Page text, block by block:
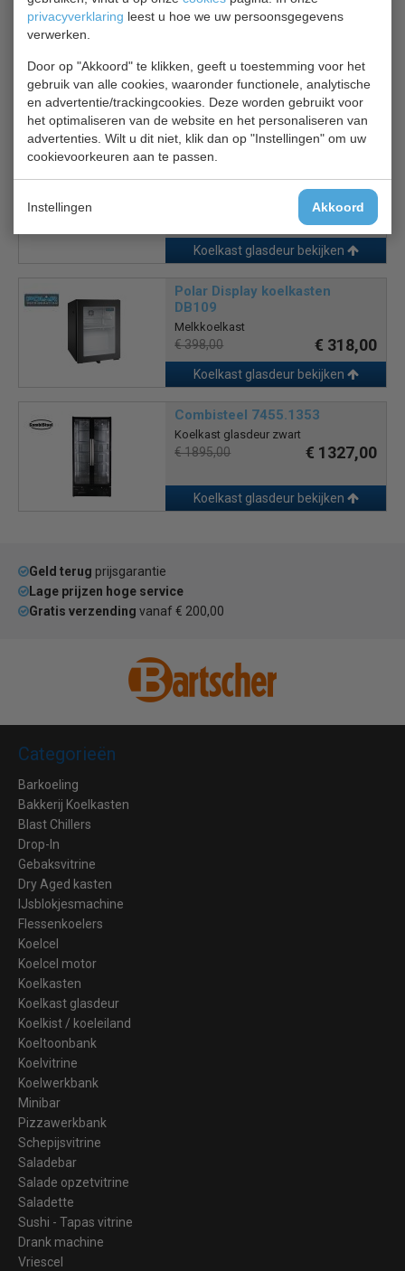
privacyverklaring leest u hoe we uw persoonsgegevens
verwerken.
Door op "Akkoord" te klikken, geeft u toestemming voor het
gebruik van alle cookies, waaronder functionele, analytische
en advertentie/trackingcookies. Deze worden gebruikt voor
het optimaliseren van de website en het personaliseren van
advertenties. Wilt u dit niet, klik dan op "Instellingen" om uw
cookievoorkeuren aan te passen.
Instellingen Akkoord
Koeling 3 deurs
€ 2300,00 € 1840,00
Koelkast glasdeur bekijken
Tefcold CEV 425CP
€ 735,00
Koelkast glasdeur bekijken
Polar Display koelkasten
DB109
Melkkoelkast
€ 398,00 € 318,00
Koelkast glasdeur bekijken
Combisteel 7455.1353
Koelkast glasdeur zwart
€ 1895,00 € 1327,00
Koelkast glasdeur bekijken
Geld terug prijsgarantie
Lage prijzen hoge service
Gratis verzending vanaf € 200,00
Categorieën
Barkoeling
Bakkerij Koelkasten
Blast Chillers
Drop-In
Gebaksvitrine
Dry Aged kasten
IJsblokjesmachine
Flessenkoelers
Koelcel
Koelcel motor
Koelkasten
Koelkast glasdeur
Koelkist / koeleiland
Koeltoonbank
Koelvitrine
Koelwerkbank
Minibar
Pizzawerkbank
Schepijsvitrine
Saladebar
Salade opzetvitrine
Saladette
Sushi - Tapas vitrine
Drank machine
Vriescel